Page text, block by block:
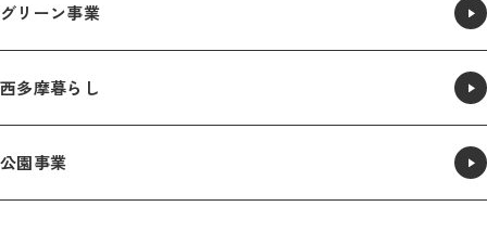
グリーン事業
西多摩暮らし
公園事業